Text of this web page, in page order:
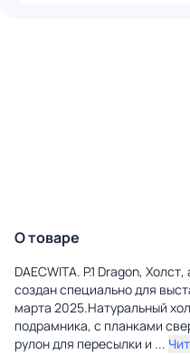
О товаре
DAECWITA. P.1 Dragon,
создан специально для
марта 2025.Натуральный
подрамника, с планками
рулон для пересылки и ...